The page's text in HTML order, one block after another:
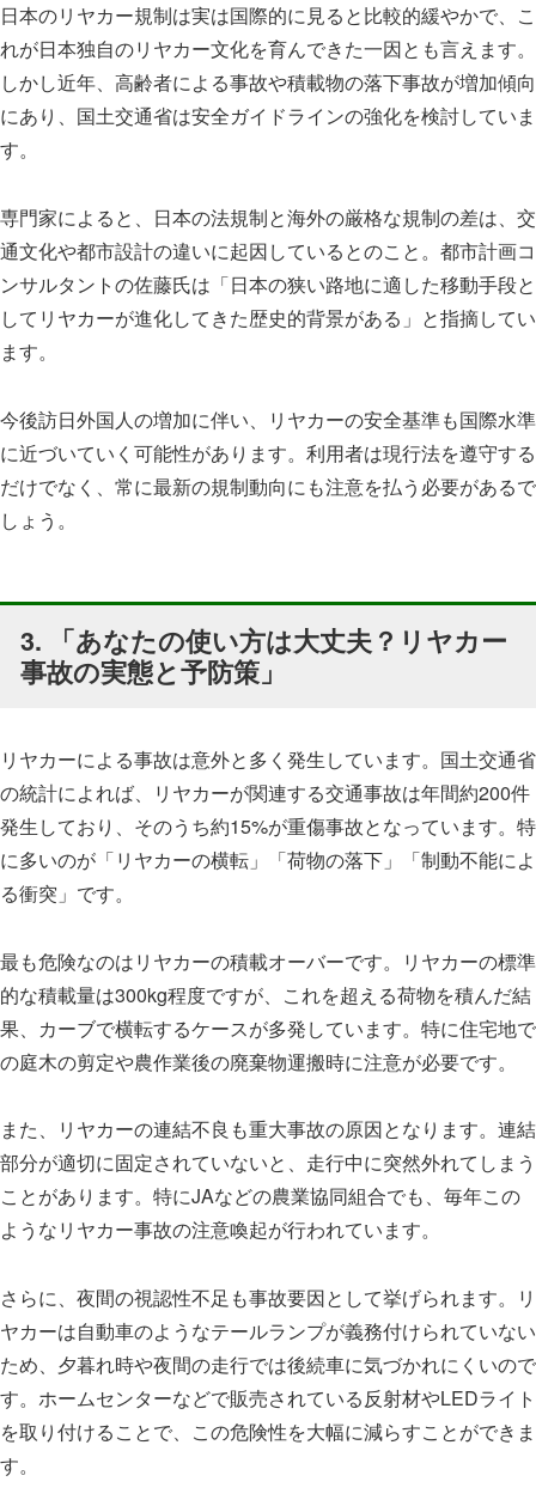
日本のリヤカー規制は実は国際的に見ると比較的緩やかで、こ
れが日本独自のリヤカー文化を育んできた一因とも言えます。
しかし近年、高齢者による事故や積載物の落下事故が増加傾向
にあり、国土交通省は安全ガイドラインの強化を検討していま
す。
専門家によると、日本の法規制と海外の厳格な規制の差は、交
通文化や都市設計の違いに起因しているとのこと。都市計画コ
ンサルタントの佐藤氏は「日本の狭い路地に適した移動手段と
してリヤカーが進化してきた歴史的背景がある」と指摘してい
ます。
今後訪日外国人の増加に伴い、リヤカーの安全基準も国際水準
に近づいていく可能性があります。利用者は現行法を遵守する
だけでなく、常に最新の規制動向にも注意を払う必要があるで
しょう。
3. 「あなたの使い方は大丈夫？リヤカー
事故の実態と予防策」
リヤカーによる事故は意外と多く発生しています。国土交通省
の統計によれば、リヤカーが関連する交通事故は年間約200件
発生しており、そのうち約15%が重傷事故となっています。特
に多いのが「リヤカーの横転」「荷物の落下」「制動不能によ
る衝突」です。
最も危険なのはリヤカーの積載オーバーです。リヤカーの標準
的な積載量は300kg程度ですが、これを超える荷物を積んだ結
果、カーブで横転するケースが多発しています。特に住宅地で
の庭木の剪定や農作業後の廃棄物運搬時に注意が必要です。
また、リヤカーの連結不良も重大事故の原因となります。連結
部分が適切に固定されていないと、走行中に突然外れてしまう
ことがあります。特にJAなどの農業協同組合でも、毎年この
ようなリヤカー事故の注意喚起が行われています。
さらに、夜間の視認性不足も事故要因として挙げられます。リ
ヤカーは自動車のようなテールランプが義務付けられていない
ため、夕暮れ時や夜間の走行では後続車に気づかれにくいので
す。ホームセンターなどで販売されている反射材やLEDライト
を取り付けることで、この危険性を大幅に減らすことができま
す。